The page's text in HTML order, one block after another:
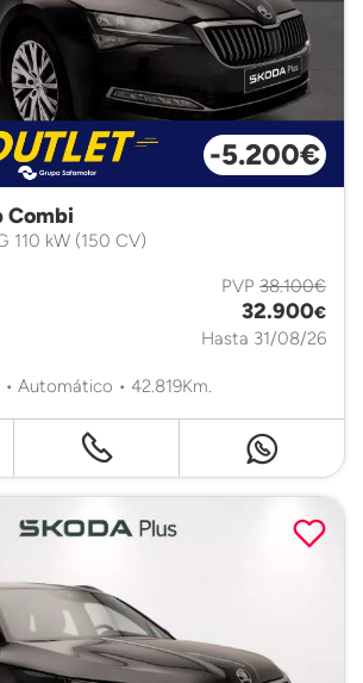
-5.200€
Combi
110 kW (150 CV)
PVP 38.100€
32.900€
Hasta 31/08/26
• Automático • 42.819Km.